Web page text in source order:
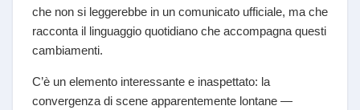
che non si leggerebbe in un comunicato ufficiale, ma che
racconta il linguaggio quotidiano che accompagna questi
cambiamenti.
C’è un elemento interessante e inaspettato: la
convergenza di scene apparentemente lontane —